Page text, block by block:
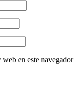
en este navegador